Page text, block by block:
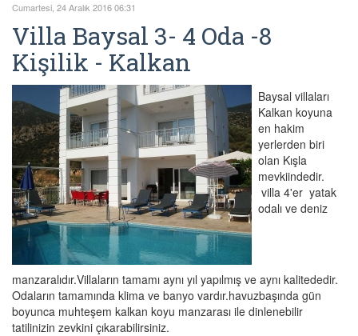
Cumartesi, 24 Aralık 2016 06:31
Villa Baysal 3- 4 Oda -8
Kişilik - Kalkan
Baysal villaları
Kalkan koyuna
en hakim
yerlerden biri
olan Kışla
mevkiindedir.
villa 4'er yatak
odalı ve deniz
manzaralıdır.Villaların tamamı aynı yıl yapılmış ve aynı kalitededir.
Odaların tamamında klima ve banyo vardır.havuzbaşında gün
boyunca muhteşem kalkan koyu manzarası ile dinlenebilir
tatilinizin zevkini çıkarabilirsiniz.